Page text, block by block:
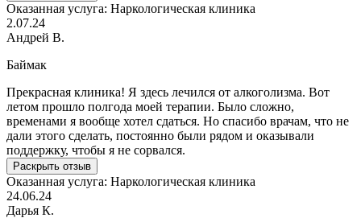
Оказанная услуга: Наркологическая клиника
2.07.24
Андрей В.
Баймак
Прекрасная клиника! Я здесь лечился от алкоголизма. Вот
летом прошло полгода моей терапии. Было сложно,
временами я вообще хотел сдаться. Но спасибо врачам, что не
дали этого сделать, постоянно были рядом и оказывали
поддержку, чтобы я не сорвался.
Раскрыть отзыв
Оказанная услуга: Наркологическая клиника
24.06.24
Дарья К.